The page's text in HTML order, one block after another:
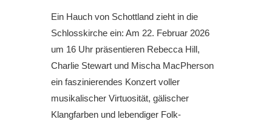
Ein Hauch von Schottland zieht in die
Schlosskirche ein: Am 22. Februar 2026
um 16 Uhr präsentieren Rebecca Hill,
Charlie Stewart und Mischa MacPherson
ein faszinierendes Konzert voller
musikalischer Virtuosität, gälischer
Klangfarben und lebendiger Folk-